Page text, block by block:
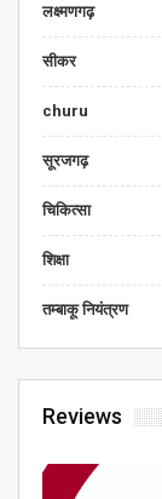
लक्ष्मणगढ़
सीकर
churu
सूरजगढ़
चिकित्सा
शिक्षा
तम्बाकू नियंत्रण
Reviews